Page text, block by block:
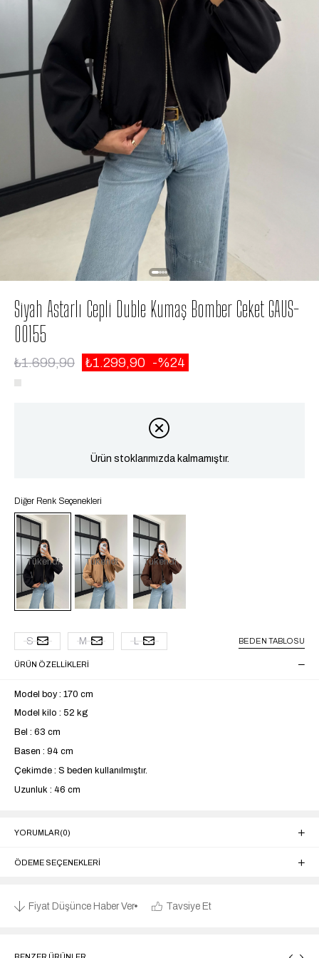
Siyah Astarlı Cepli Duble Kumaş Bomber Ceket GAUS-
00155
₺1.699,90 ₺1.299,90 24
Ürün stoklarımızda kalmamıştır.
Diğer Renk Seçenekleri
Tükendi Tükendi Tükendi
S M L BEDEN TABLOSU
ÜRÜN ÖZELLIKLERI
Model boy : 170 cm
Model kilo : 52 kg
Bel : 63 cm
Basen : 94 cm
Çekimde : S beden kullanılmıştır.
Uzunluk : 46 cm
YORUMLAR(0)
ÖDEME SEÇENEKLERI
Fiyat Düşünce Haber Ver Tavsiye Et